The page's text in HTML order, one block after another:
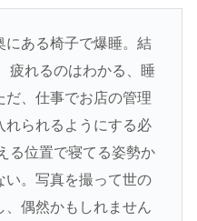
にある椅子で爆睡。結
疲れるのはわかる、睡
だ、仕事でお店の管理
れられるようにする必
る位置で寝てる姿勢か
い。写真を撮って世の
、偶然かもしれません